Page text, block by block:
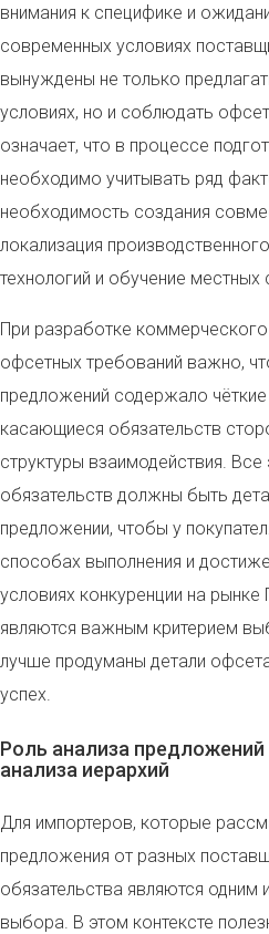
внимания к специфике и
современных условиях
вынуждены не только
условиях, но и соблюдать
означает, что в процессе
необходимо учитывать ряд
необходимость создания
локализация
технологий и обучение местных
При разработке
офсетных требований важно,
предложений содержало
касающиеся обязательств
структуры взаимодействия.
обязательств должны быть
предложении, чтобы у
способах выполнения и
условиях конкуренции на
являются важным критерием
лучше продуманы детали
успех.
Роль анализа
анализа иерархий
Для импортеров, которые
предложения от разных
обязательства являются одним
выбора. В этом контексте